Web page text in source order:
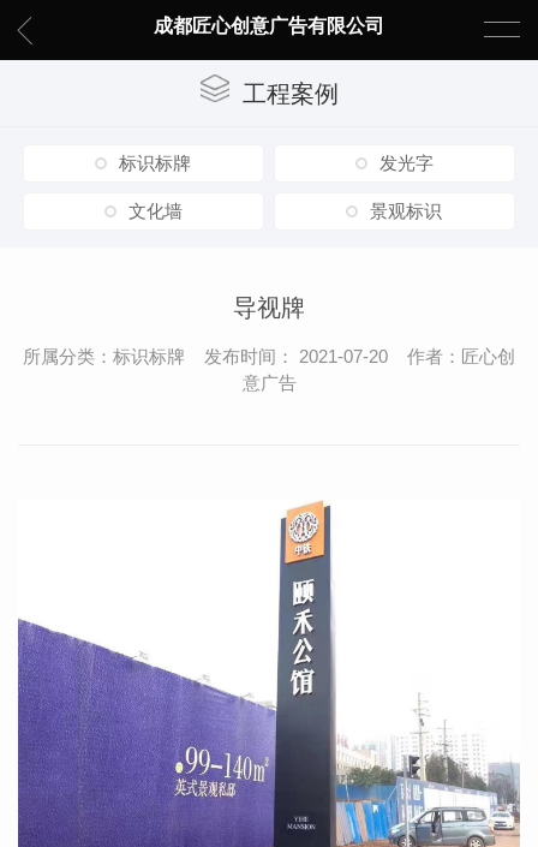
成都匠心创意广告有限公司
工程案例
标识标牌 发光字
文化墙 景观标识
导视牌
所属分类：标识标牌 发布时间： 2021-07-20 作者：匠心创
意广告